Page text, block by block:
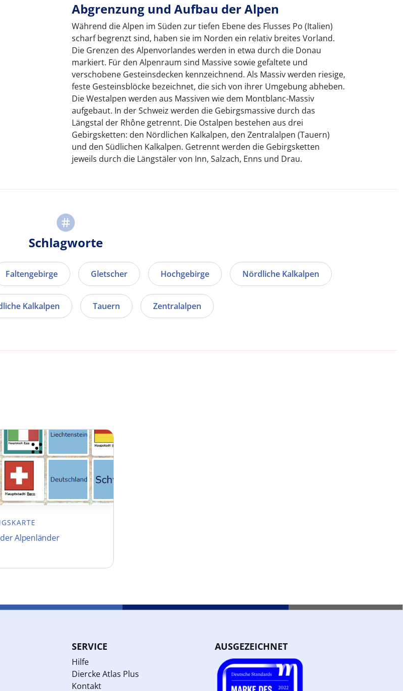
Abgrenzung und Aufbau der Alpen
Während die Alpen im Süden zur tiefen Ebene des Flusses Po (Italien)
scharf begrenzt sind, haben sie im Norden ein relativ breites Vorland.
Die Grenzen des Alpenvorlandes werden in etwa durch die Donau
markiert. Für den Alpenraum sind Massive sowie gefaltete und
verschobene Gesteinsdecken kennzeichnend. Als Massiv werden riesige,
feste Gesteinsblöcke bezeichnet, die sich von ihrer Umgebung abheben.
Die Westalpen werden aus Massiven wie dem Montblanc-Massiv
aufgebaut. In der Schweiz werden die Gebirgsmassive durch das
Längstal der Rhône getrennt. Die Ostalpen bestehen aus drei
Gebirgsketten: den Nördlichen Kalkalpen, den Zentralalpen (Tauern)
und den Südlichen Kalkalpen. Getrennt werden die Gebirgsketten
jeweils durch die Längstäler von Inn, Salzach, Enns und Drau.
Schlagworte
Faltengebirge Gletscher Hochgebirge Nördliche Kalkalpen
Kalkalpen Tauern Zentralalpen
Alpenländer
SERVICE
Hilfe
Diercke Atlas Plus
Kontakt
AUSGEZEICHNET